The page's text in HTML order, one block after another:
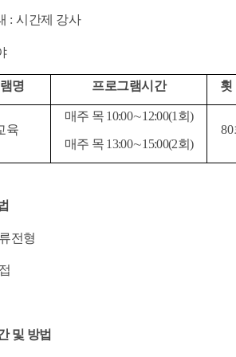
:시간제 강사
명 프로그램시간 횟
육
매주 목 10:00∼12:00(1 회)
매주 목 13:00∼15:00(2회)
80
전형
및 방법